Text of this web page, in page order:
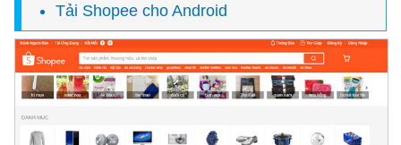
Tải Shopee cho Android